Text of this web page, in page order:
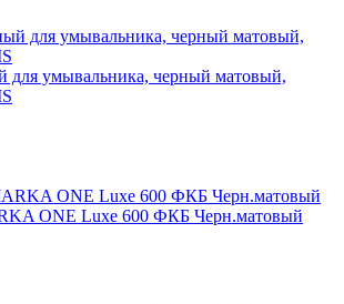
для умывальника, черный матовый,
ONE Luxe 600 ФКБ Черн.матовый